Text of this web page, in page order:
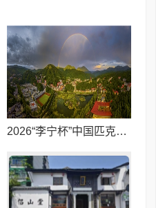
2026“李宁杯”中国匹克球巡回赛-井冈山站（CPC-1000）报名开启！